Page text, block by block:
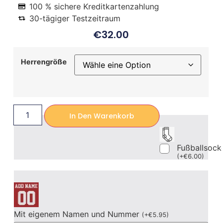
100 % sichere Kreditkartenzahlung
30-tägiger Testzeitraum
€32.00
Herrengröße
In Den Warenkorb
(+€6.00)
Mit eigenem Namen und Nummer (+€5.95)